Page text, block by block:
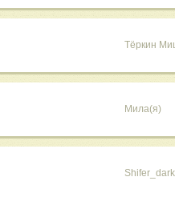
Тёркин
Мила(я)
Shifer_dark